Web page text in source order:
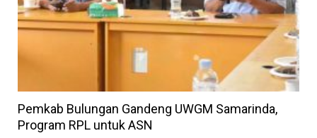
Pemkab Bulungan Gandeng UWGM Samarinda,
Program RPL untuk ASN